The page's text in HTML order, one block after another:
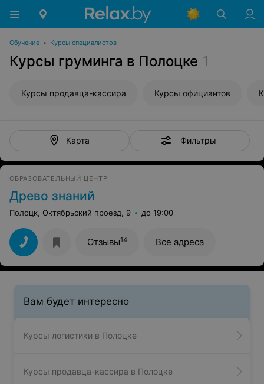
Обучение • Курсы специалистов
Курсы груминга в Полоцке 1
Курсы продавца-кассира Курсы официантов
Карта Фильтры
ОБРАЗОВАТЕЛЬНЫЙ ЦЕНТР
Древо знаний
Полоцк, Октябрьский проезд, 9 до 19:00
Отзывы14 Все адреса
Вам будет интересно
Курсы логистики в Полоцке
Курсы продавца-кассира в Полоцке